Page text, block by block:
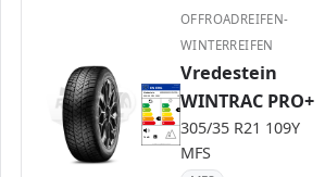
ENERG
Vredestein
AP30535021YWPPA…
305/35 R21 109Y
C1
C C
74 dB B
OFFROADREIFEN-
WINTERREIFEN
Vredestein
WINTRAC PRO+
305/35 R21 109Y
MFS